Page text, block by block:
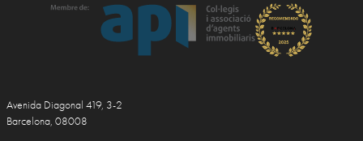
Avenida Diagonal 419, 3-2
Barcelona, 08008